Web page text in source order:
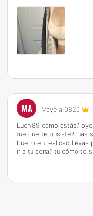
MA Mayela_0820
Luchi89 cómo estás?
fue que te pusiste?, has
bueno en realidad llevas
ir a tu cena? tú cómo te